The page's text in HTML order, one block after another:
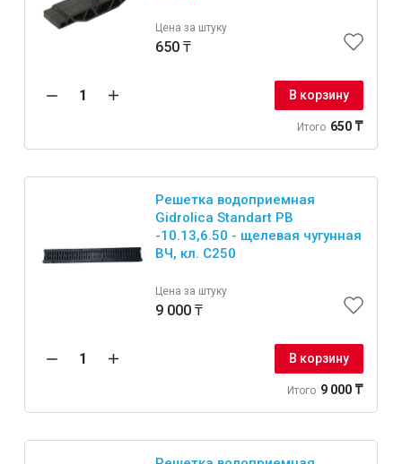
Цена за штуку
650 ₸
В корзину
Итого 650 ₸
Решетка водоприемная
Gidrolica Standart РВ
-10.13,6.50 - щелевая чугунная
ВЧ, кл. С250
Цена за штуку
9 000 ₸
В корзину
Итого 9 000 ₸